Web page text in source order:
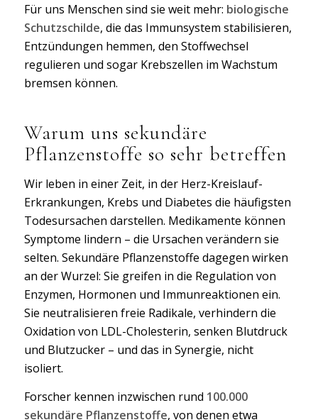
Für uns Menschen sind sie weit mehr: biologische
Schutzschilde, die das Immunsystem stabilisieren,
Entzündungen hemmen, den Stoffwechsel
regulieren und sogar Krebszellen im Wachstum
bremsen können.
Warum uns sekundäre
Pflanzenstoffe so sehr betreffen
Wir leben in einer Zeit, in der Herz-Kreislauf-
Erkrankungen, Krebs und Diabetes die häufigsten
Todesursachen darstellen. Medikamente können
Symptome lindern – die Ursachen verändern sie
selten. Sekundäre Pflanzenstoffe dagegen wirken
an der Wurzel: Sie greifen in die Regulation von
Enzymen, Hormonen und Immunreaktionen ein.
Sie neutralisieren freie Radikale, verhindern die
Oxidation von LDL-Cholesterin, senken Blutdruck
und Blutzucker – und das in Synergie, nicht
isoliert.
Forscher kennen inzwischen rund 100.000
sekundäre Pflanzenstoffe, von denen etwa